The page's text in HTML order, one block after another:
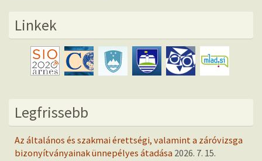
Linkek
Legfrissebb
Az általános és szakmai érettségi, valamint a záróvizsga
bizonyítványainak ünnepélyes átadása 2026. 7. 15.